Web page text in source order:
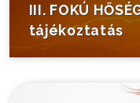
III. FOKÚ
tájékoztatás